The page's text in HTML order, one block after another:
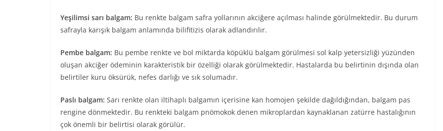
Yeşilimsi sarı balgam: Bu renkte balgam safra yollarının akciğere açılması halinde görülmektedir. Bu durum
safrayla karışık balgam anlamında bilifitizis olarak adlandırılır.
Pembe balgam: Bu pembe renkte ve bol miktarda köpüklü balgam görülmesi sol kalp yetersizliği yüzünden
oluşan akciğer ödeminin karakteristik bir özelliği olarak görülmektedir. Hastalarda bu belirtinin dışında olan
belirtiler kuru öksürük, nefes darlığı ve sık solumadır.
Paslı balgam: Sarı renkte olan iltihaplı balgamın içerisine kan homojen şekilde dağıldığından, balgam pas
rengine dönmektedir. Bu renkteki balgam pnömokok denen mikroplardan kaynaklanan zatürre hastalığının
çok önemli bir belirtisi olarak görülür.